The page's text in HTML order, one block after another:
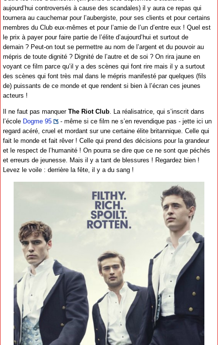
aujourd’hui controversés à cause des scandales) il y aura ce repas qui
tournera au cauchemar pour l’aubergiste, pour ses clients et pour certains
membres du Club eux-mêmes et pour l’amie de l’un d’entre eux ! Quel est
le prix à payer pour faire partie de l’élite d’aujourd’hui et surtout de
demain ? Peut-on tout se permettre au nom de l’argent et du pouvoir au
mépris de toute dignité ? Dignité de l’autre et de soi ? On rira jaune en
voyant ce film parce qu’il y a des scènes qui font rire mais il y a surtout
des scènes qui font très mal dans le mépris manifesté par quelques (fils
de) puissants de ce monde et que rendent si bien à l’écran ces jeunes
acteurs !
Il ne faut pas manquer The Riot Club. La réalisatrice, qui s’inscrit dans
l’école Dogme 95
- même si ce film ne s’en revendique pas - jette ici un
regard acéré, cruel et mordant sur une certaine élite britannique. Celle qui
fait le monde et fait rêver ! Celle qui prend des décisions pour la grandeur
et le respect de l’humanité ! On pourra se dire que ce ne sont que péchés
et erreurs de jeunesse. Mais il y a tant de blessures ! Regardez bien !
Levez le voile : derrière la fête, il y a du sang !